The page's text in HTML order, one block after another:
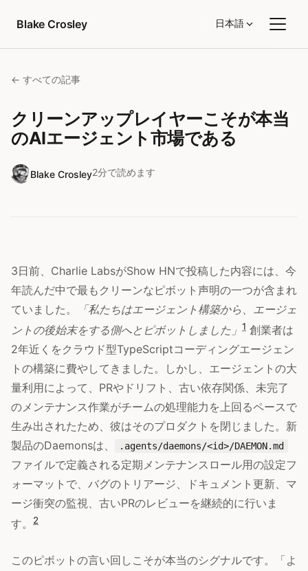
Blake Crosley
日本語
← すべての記事
クリーンアップレイヤーこそが本当
のAIエージェント市場である
Blake Crosley2分で読めます
3日前、Charlie LabsがShow HNで投稿した内容には、今
年読んだ中で最もクリーンなピボット声明の一つが含まれ
ていました。
「私たちはエージェント構築から、エージェ
ントの後始末をする側へとピボットしました」 1 創業者は
2年近くをクラウド型TypeScriptコーディングエージェン
トの構築に費やしてきました。しかし、エージェントの大
量利用によって、PRやドリフト、古い依存関係、未完了
のメンテナンス作業がチームの処理能力を上回るペースで
生み出されたため、彼はそのプロダクトを閉じました。新
製品のDaemonsは、
.agents/daemons/<id>/DAEMON.md
ファイルで定義される定期メンテナンスロール用の設定フ
ォーマットで、バグのトリアージ、ドキュメント更新、マ
ージ衝突の監視、古いPRのレビューを継続的に行いま
す。
2
このピボットの言い回しこそが本当のシグナルです。「よ